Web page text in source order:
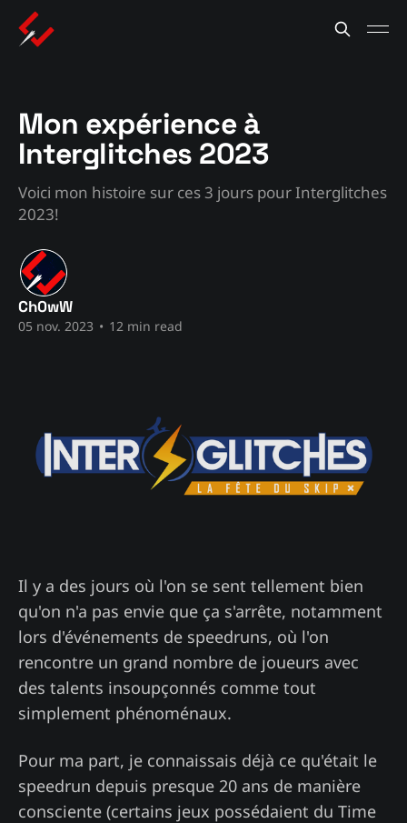
Mon expérience à
Interglitches 2023
Voici mon histoire sur ces 3 jours pour Interglitches
2023!
Ch0wW
05 nov. 2023 • 12 min read
Il y a des jours où l'on se sent tellement bien
qu'on n'a pas envie que ça s'arrête, notamment
lors d'événements de speedruns, où l'on
rencontre un grand nombre de joueurs avec
des talents insoupçonnés comme tout
simplement phénoménaux.
Pour ma part, je connaissais déjà ce qu'était le
speedrun depuis presque 20 ans de manière
consciente (certains jeux possédaient du Time